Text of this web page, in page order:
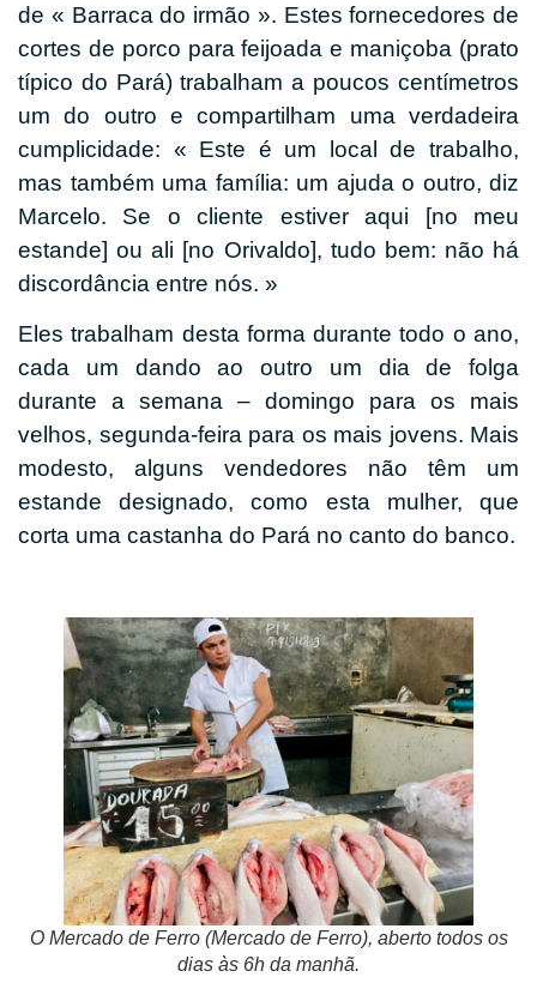
de « Barraca do irmão ». Estes fornecedores de
cortes de porco para feijoada e maniçoba (prato
típico do Pará) trabalham a poucos centímetros
um do outro e compartilham uma verdadeira
cumplicidade: « Este é um local de trabalho,
mas também uma família: um ajuda o outro, diz
Marcelo. Se o cliente estiver aqui [no meu
estande] ou ali [no Orivaldo], tudo bem: não há
discordância entre nós. »
Eles trabalham desta forma durante todo o ano,
cada um dando ao outro um dia de folga
durante a semana – domingo para os mais
velhos, segunda-feira para os mais jovens. Mais
modesto, alguns vendedores não têm um
estande designado, como esta mulher, que
corta uma castanha do Pará no canto do banco.
O Mercado de Ferro (Mercado de Ferro), aberto todos os
dias às 6h da manhã.